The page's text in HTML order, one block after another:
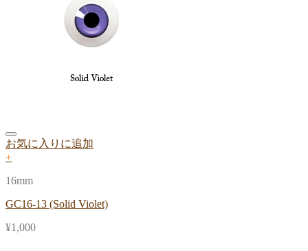
お気に入りに追加
+
16mm
GC16-13 (Solid Violet)
¥1,000